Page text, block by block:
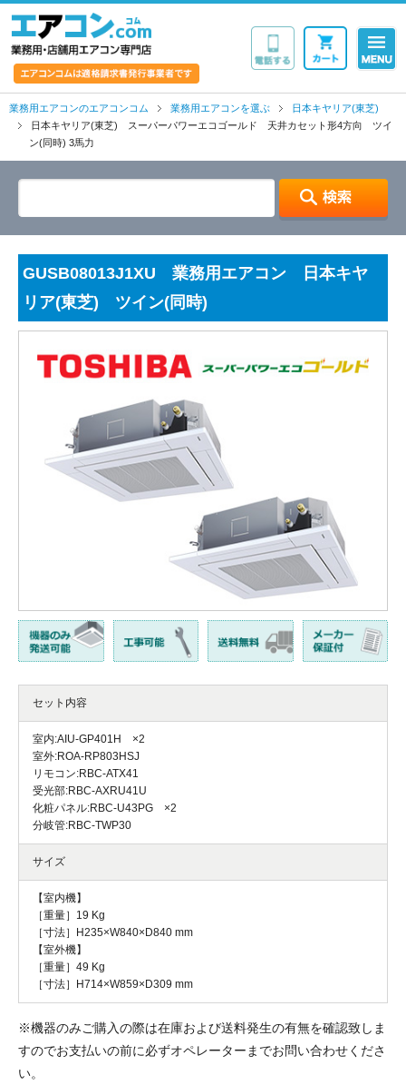
業務用エアコンのエアコンコム 業務用エアコンを選ぶ
日本キヤリア(東芝)
日本キヤリア(東芝) スーパーパワーエコゴールド 天井カセット形4方向 ツイ
ン(同時) 3馬力
GUSB08013J1XU 業務用エアコン 日本キヤ
リア(東芝) ツイン(同時)
セット内容
室内:AIU-GP401H ×2
室外:ROA-RP803HSJ
リモコン:RBC-ATX41
受光部:RBC-AXRU41U
化粧パネル:RBC-U43PG ×2
分岐管:RBC-TWP30
サイズ
【室内機】
［重量］19 Kg
［寸法］H235×W840×D840 mm
【室外機】
［重量］49 Kg
［寸法］H714×W859×D309 mm
※機器のみご購入の際は在庫および送料発生の有無を確認致しま
すのでお支払いの前に必ずオペレーターまでお問い合わせくださ
い。